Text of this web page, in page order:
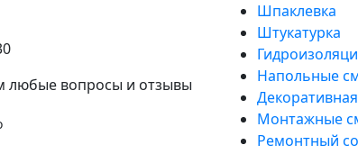
любые вопросы и отзывы
Шпаклевка
Штукатурка
Напольные
Монтажные
Ремонтный